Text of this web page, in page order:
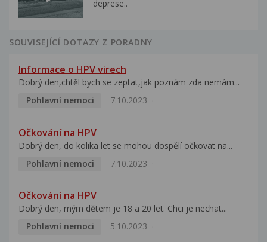
deprese..
SOUVISEJÍCÍ DOTAZY Z PORADNY
Informace o HPV virech
Dobrý den,chtěl bych se zeptat,jak poznám zda nemám...
Pohlavní nemoci
7.10.2023
Očkování na HPV
Dobrý den, do kolika let se mohou dospělí očkovat na...
Pohlavní nemoci
7.10.2023
Očkování na HPV
Dobrý den, mým dětem je 18 a 20 let. Chci je nechat...
Pohlavní nemoci
5.10.2023